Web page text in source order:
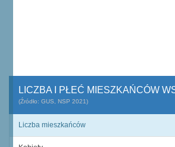
LICZBA I PŁEĆ MIESZKAŃCÓW
(Źródło: GUS, NSP 2021)
Liczba mieszkańców